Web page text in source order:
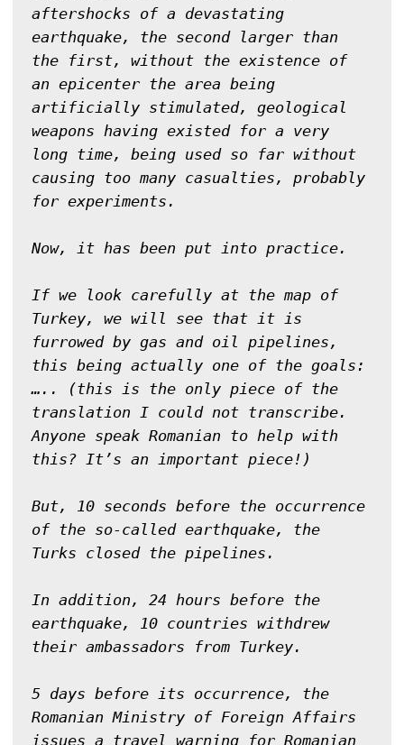
aftershocks of a devastating
earthquake, the second larger than
the first, without the existence of
an epicenter the area being
artificially stimulated, geological
weapons having existed for a very
long time, being used so far without
causing too many casualties, probably
for experiments.
Now, it has been put into practice.
If we look carefully at the map of
Turkey, we will see that it is
furrowed by gas and oil pipelines,
this being actually one of the goals:
….. (this is the only piece of the
translation I could not transcribe.
Anyone speak Romanian to help with
this? It’s an important piece!)
But, 10 seconds before the occurrence
of the so-called earthquake, the
Turks closed the pipelines.
In addition, 24 hours before the
earthquake, 10 countries withdrew
their ambassadors from Turkey.
5 days before its occurrence, the
Romanian Ministry of Foreign Affairs
issues a travel warning for Romanian